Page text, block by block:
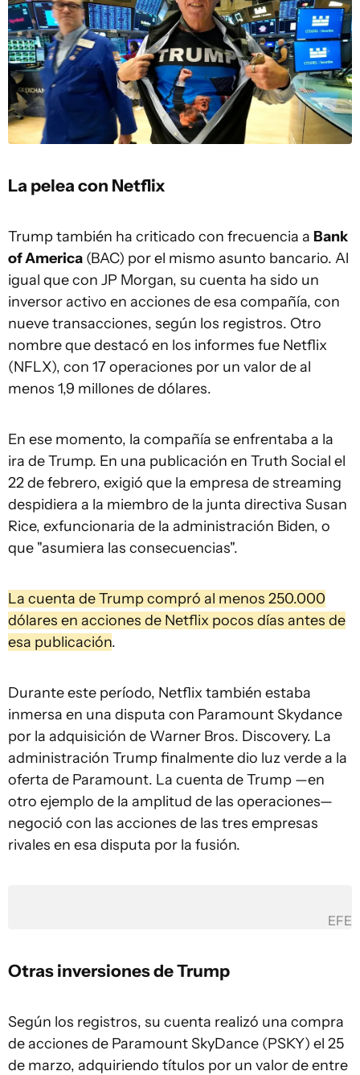
La pelea con Netflix
Trump también ha criticado con frecuencia a Bank
of America (BAC) por el mismo asunto bancario. Al
igual que con JP Morgan, su cuenta ha sido un
inversor activo en acciones de esa compañía, con
nueve transacciones, según los registros. Otro
nombre que destacó en los informes fue Netflix
(NFLX), con 17 operaciones por un valor de al
menos 1,9 millones de dólares.
En ese momento, la compañía se enfrentaba a la
ira de Trump. En una publicación en Truth Social el
22 de febrero, exigió que la empresa de streaming
despidiera a la miembro de la junta directiva Susan
Rice, exfuncionaria de la administración Biden, o
que "asumiera las consecuencias".
La cuenta de Trump compró al menos 250.000
dólares en acciones de Netflix pocos días antes de
esa publicación.
Durante este período, Netflix también estaba
inmersa en una disputa con Paramount Skydance
por la adquisición de Warner Bros. Discovery. La
administración Trump finalmente dio luz verde a la
oferta de Paramount. La cuenta de Trump —en
otro ejemplo de la amplitud de las operaciones—
negoció con las acciones de las tres empresas
rivales en esa disputa por la fusión.
EFE
Otras inversiones de Trump
Según los registros, su cuenta realizó una compra
de acciones de Paramount SkyDance (PSKY) el 25
de marzo, adquiriendo títulos por un valor de entre